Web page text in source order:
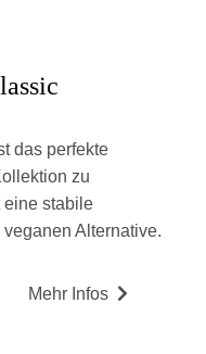
das perfekte
zu
eine stabile
Alternative.
Mehr Infos